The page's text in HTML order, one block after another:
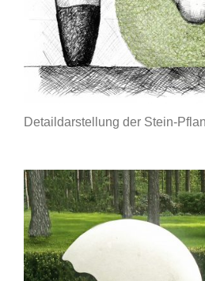
Detaildarstellung der Stein-